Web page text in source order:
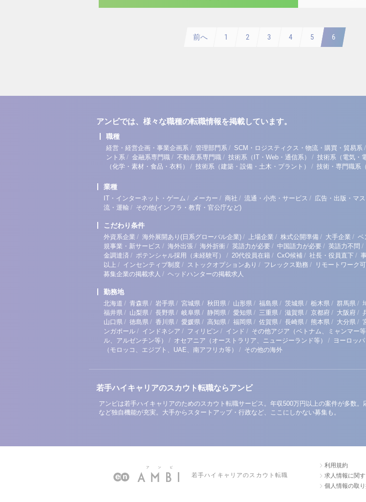
前へ 1 2 3 4 5 6
アンビでは、様々な職種の転職情報を掲載しています。
職種
経営・経営企画・事業企画系 / 管理部門系 / SCM・ロジスティクス・物流・購買・貿易系 /
ント系 / 金融系専門職 / 不動産系専門職 / 技術系（IT・Web・通信系） / 技術系（電気・
（化学・素材・食品・衣料）
/ 技術系（建築・設備・土木・プラント） / 技術・専門職系
業種
IT・インターネット・ゲーム / メーカー / 商社 / 流通・小売・サービス / 広告・出版・マス
流・運輸 / その他(インフラ・教育・官公庁など)
こだわり条件
外資系企業 / 海外展開あり(日系グローバル企業) / 上場企業 / 株式公開準備 / 大手企業 / ベ
規事業・新サービス / 海外出張 / 海外折衝 / 英語力が必要 / 中国語力が必要 / 英語力不問 /
金調達済 / ポテンシャル採用（未経験可） / 20代役員在籍 / CxO候補 / 社長・役員直下 /
以上 / インセンティブ制度 / ストックオプションあり / フレックス勤務 / リモートワーク
募集企業の掲載求人 / ヘッドハンターの掲載求人
勤務地
北海道 / 青森県 / 岩手県 / 宮城県 / 秋田県 / 山形県 / 福島県 / 茨城県 / 栃木県 / 群馬県 /
福井県 / 山梨県 / 長野県 / 岐阜県 / 静岡県 / 愛知県 / 三重県 / 滋賀県 / 京都府 / 大阪府 /
山口県 / 徳島県 / 香川県 / 愛媛県 / 高知県 / 福岡県 / 佐賀県 / 長崎県 / 熊本県 / 大分県 /
ンガポール / インドネシア / フィリピン / インド / その他アジア（ベトナム、ミャンマー等
ル、アルゼンチン等）
/ オセアニア（オーストラリア、ニュージーランド等） / ヨーロッ
（モロッコ、エジプト、UAE、南アフリカ等）
/ その他の海外
若手ハイキャリアのスカウト転職ならアンビ
アンビは若手ハイキャリアのためのスカウト転職サービス。年収500万円以上の案件が多数
など独自機能が充実。大手からスタートアップ・行政など、ここにしかない募集も。
若手ハイキャリアのスカウト転職
利用規約
求人情報に関
個人情報の取